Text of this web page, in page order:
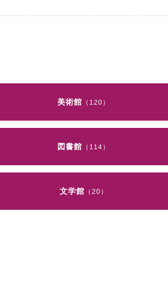
美術館 （120）
図書館 （114）
文学館 （20）